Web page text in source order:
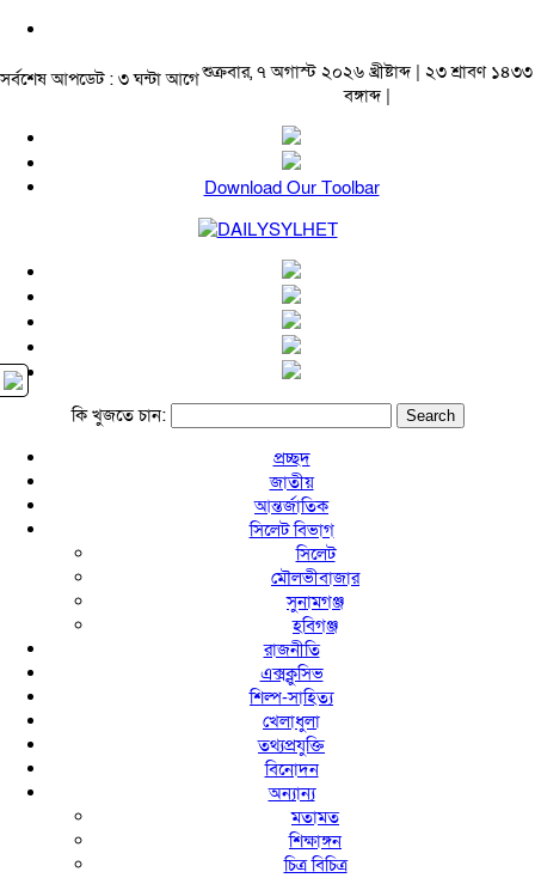
সর্বশেষ আপডেট : ৩ ঘন্টা আগেশুক্রবার, ৭ অগাস্ট ২০২৬ খ্রীষ্টাব্দ | ২৩ শ্রাবণ ১৪৩৩
বঙ্গাব্দ |
Download Our Toolbar
কি খুজতে চান:
প্রচ্ছদ
জাতীয়
আন্তর্জাতিক
সিলেট বিভাগ
সিলেট
মৌলভীবাজার
সুনামগঞ্জ
হবিগঞ্জ
রাজনীতি
এক্সক্লুসিভ
শিল্প-সাহিত্য
খেলাধুলা
তথ্যপ্রযুক্তি
বিনোদন
অন্যান্য
মতামত
শিক্ষাঙ্গন
চিত্র বিচিত্র